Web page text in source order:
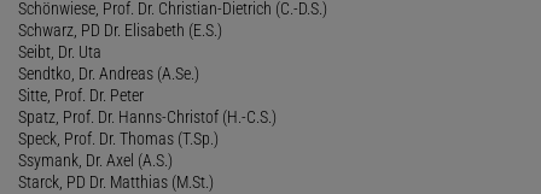
Schönwiese, Prof. Dr. Christian-Dietrich (C.-D.S.)
Schwarz, PD Dr. Elisabeth (E.S.)
Seibt, Dr. Uta
Sendtko, Dr. Andreas (A.Se.)
Sitte, Prof. Dr. Peter
Spatz, Prof. Dr. Hanns-Christof (H.-C.S.)
Speck, Prof. Dr. Thomas (T.Sp.)
Ssymank, Dr. Axel (A.S.)
Starck, PD Dr. Matthias (M.St.)